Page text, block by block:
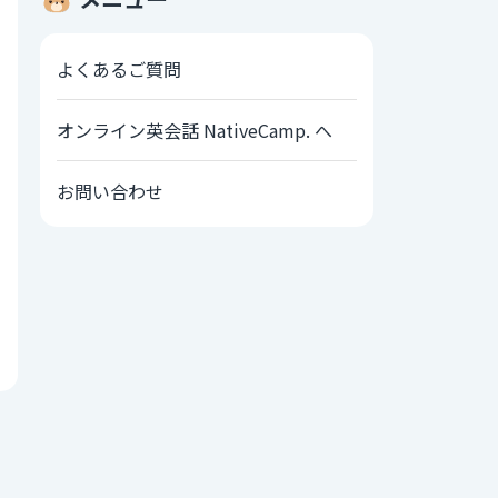
よくあるご質問
オンライン英会話 NativeCamp. へ
お問い合わせ